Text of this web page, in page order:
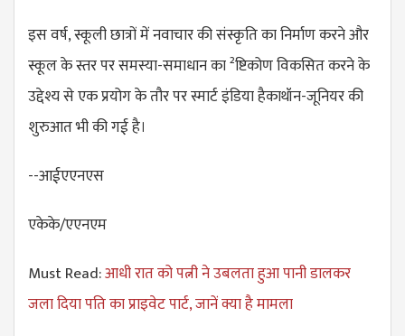
इस वर्ष, स्कूली छात्रों में नवाचार की संस्कृति का निर्माण करने और
स्कूल के स्तर पर समस्या-समाधान का ²ष्टिकोण विकसित करने के
उद्देश्य से एक प्रयोग के तौर पर स्मार्ट इंडिया हैकाथॉन-जूनियर की
शुरुआत भी की गई है।
--आईएएनएस
एकेके/एएनएम
Must Read:आधी रात को पत्नी ने उबलता हुआ पानी डालकर
जला दिया पति का प्राइवेट पार्ट, जानें क्या है मामला